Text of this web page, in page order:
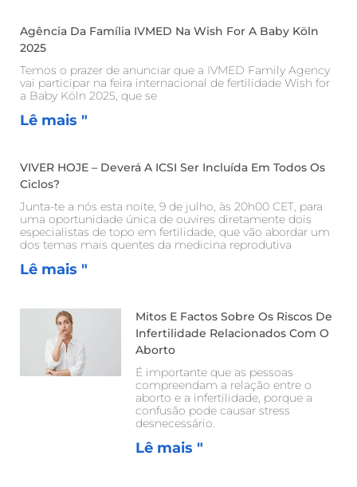
Agência Da Família IVMED Na Wish For A Baby Köln
2025
Temos o prazer de anunciar que a IVMED Family Agency
vai participar na feira internacional de fertilidade Wish for
a Baby Köln 2025, que se
Lê mais "
VIVER HOJE – Deverá A ICSI Ser Incluída Em Todos Os
Ciclos?
Junta-te a nós esta noite, 9 de julho, às 20h00 CET, para
uma oportunidade única de ouvires diretamente dois
especialistas de topo em fertilidade, que vão abordar um
dos temas mais quentes da medicina reprodutiva
Lê mais "
Mitos E Factos Sobre Os Riscos De
Infertilidade Relacionados Com O
Aborto
É importante que as pessoas
compreendam a relação entre o
aborto e a infertilidade, porque a
confusão pode causar stress
desnecessário.
Lê mais "